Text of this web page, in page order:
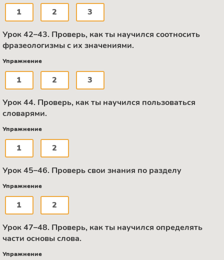
1 2 3
Урок 42–43. Проверь, как ты научился соотносить
фразеологизмы с их значениями.
Упражнение
1 2 3
Урок 44. Проверь, как ты научился пользоваться
словарями.
Упражнение
1 2
Урок 45–46. Проверь свои знания по разделу
Упражнение
1 2
Урок 47–48. Проверь, как ты научился определять
части основы слова.
Упражнение